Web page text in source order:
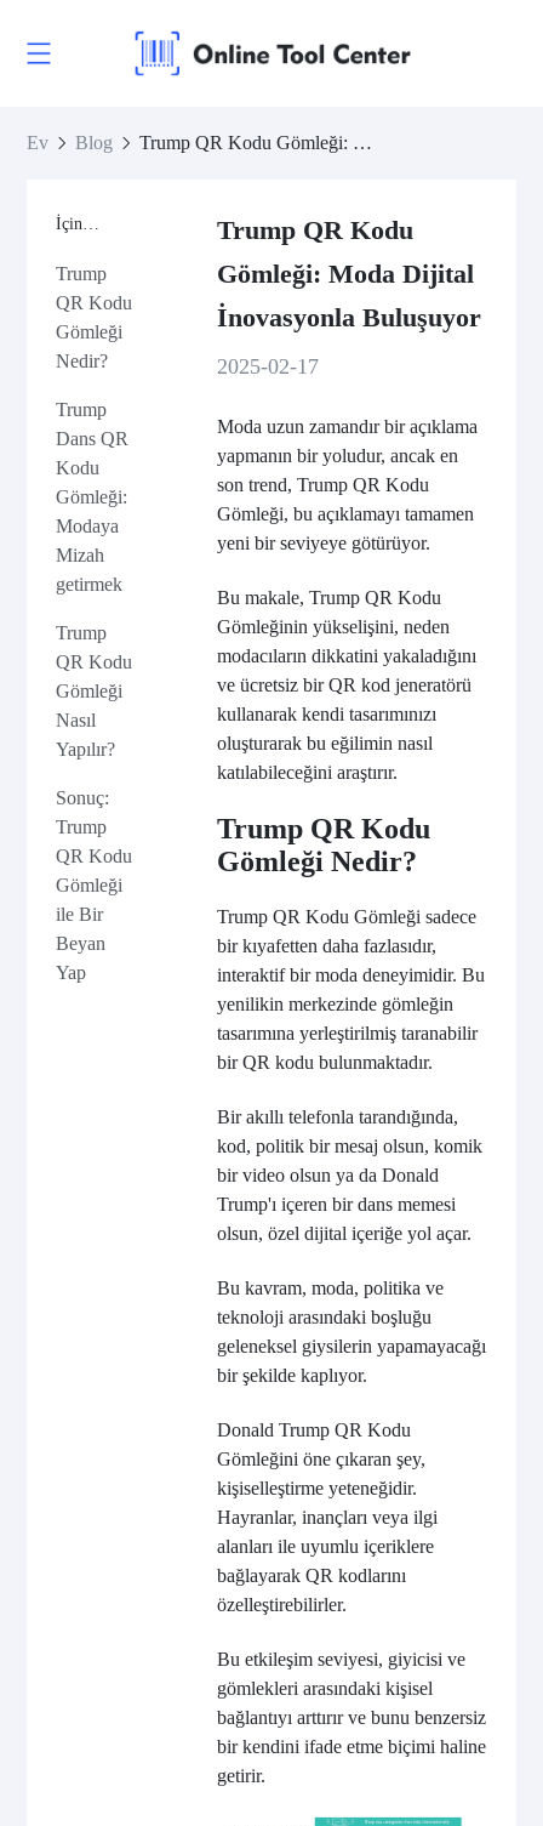
Ev Blog Trump QR Kodu Gömleği: Moda Dijital İnovasyonla Buluşuyor
İçindekiler
Trump
QR Kodu
Gömleği
Nedir?
Trump
Dans QR
Kodu
Gömleği:
Modaya
Mizah
getirmek
Trump
QR Kodu
Gömleği
Nasıl
Yapılır?
Sonuç:
Trump
QR Kodu
Gömleği
ile Bir
Beyan
Yap
Trump QR Kodu
Gömleği: Moda Dijital
İnovasyonla Buluşuyor
2025-02-17
Moda uzun zamandır bir açıklama
yapmanın bir yoludur, ancak en
son trend, Trump QR Kodu
Gömleği, bu açıklamayı tamamen
yeni bir seviyeye götürüyor.
Bu makale, Trump QR Kodu
Gömleğinin yükselişini, neden
modacıların dikkatini yakaladığını
ve ücretsiz bir QR kod jeneratörü
kullanarak kendi tasarımınızı
oluşturarak bu eğilimin nasıl
katılabileceğini araştırır.
Trump QR Kodu
Gömleği Nedir?
Trump QR Kodu Gömleği sadece
bir kıyafetten daha fazlasıdır,
interaktif bir moda deneyimidir. Bu
yenilikin merkezinde gömleğin
tasarımına yerleştirilmiş taranabilir
bir QR kodu bulunmaktadır.
Bir akıllı telefonla tarandığında,
kod, politik bir mesaj olsun, komik
bir video olsun ya da Donald
Trump'ı içeren bir dans memesi
olsun, özel dijital içeriğe yol açar.
Bu kavram, moda, politika ve
teknoloji arasındaki boşluğu
geleneksel giysilerin yapamayacağı
bir şekilde kaplıyor.
Donald Trump QR Kodu
Gömleğini öne çıkaran şey,
kişiselleştirme yeteneğidir.
Hayranlar, inançları veya ilgi
alanları ile uyumlu içeriklere
bağlayarak QR kodlarını
özelleştirebilirler.
Bu etkileşim seviyesi, giyicisi ve
gömlekleri arasındaki kişisel
bağlantıyı arttırır ve bunu benzersiz
bir kendini ifade etme biçimi haline
getirir.